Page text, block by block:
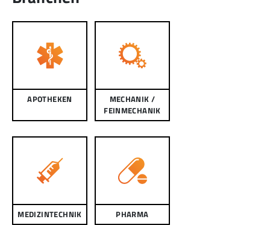
APOTHEKEN
MECHANIK /
FEINMECHANIK
MEDIZINTECHNIK PHARMA